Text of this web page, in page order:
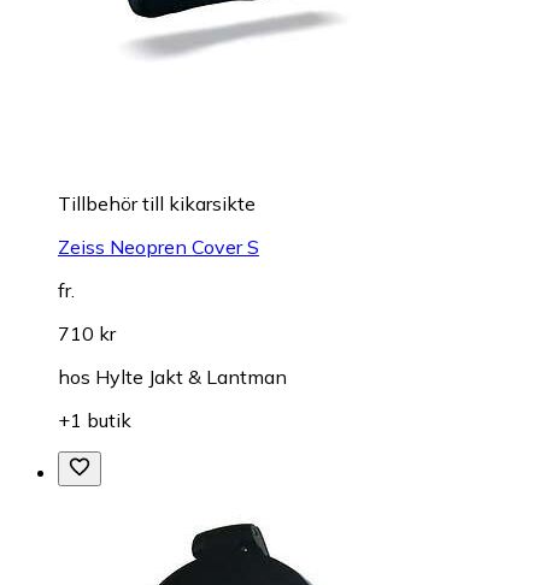
Tillbehör till kikarsikte
Zeiss Neopren Cover S
fr.
710 kr
hos Hylte Jakt & Lantman
+1 butik